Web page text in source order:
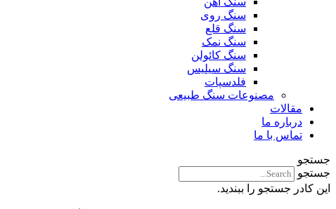
سنگ روی
سنگ قلع
سنگ نمک
سنگ کائولن
سنگ سیلیس
فلدسپات
مصنوعات سنگ طبیعی
مقالات
درباره ما
تماس با ما
جستجو
جستجو
این کادر جستجو را ببندید.